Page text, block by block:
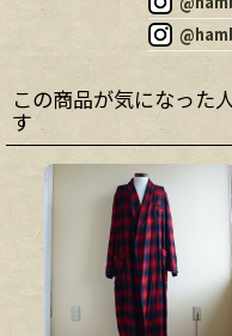
この商品が気になった
す